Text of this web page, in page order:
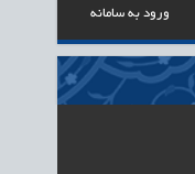
ورود به سامانه